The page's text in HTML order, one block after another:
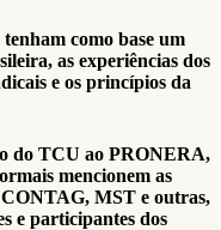
como base um
as experiências dos
e os princípios da
do TCU ao PRONERA,
mencionem as
CONTAG, MST e outras,
e participantes dos